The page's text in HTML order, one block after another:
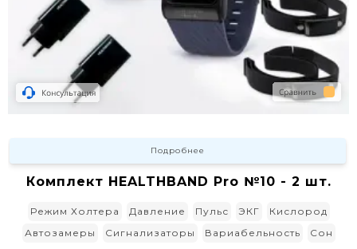
Подробнее
Комплект HEALTHBAND Pro №10 - 2 шт.
Режим Холтера Давление Пульс ЭКГ
Кислород
Автозамеры
Сигнализаторы Вариабельность Сон